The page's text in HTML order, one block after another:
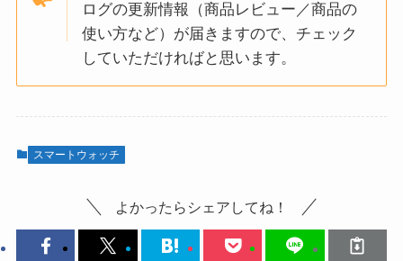
ログの更新情報（商品レビュー／商品の
使い方など）が届きますので、チェック
していただければと思います。
スマートウォッチ
よかったらシェアしてね！